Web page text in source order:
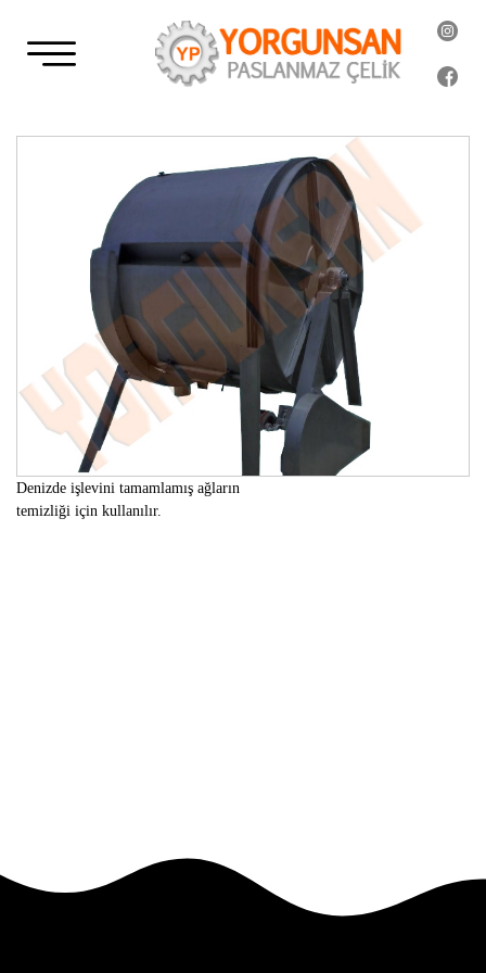
Denizde işlevini tamamlamış ağların
temizliği için kullanılır.